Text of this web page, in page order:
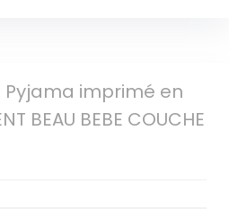
Pyjama imprimé en
BEAU BEBE COUCHE